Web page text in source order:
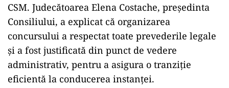
CSM. Judecătoarea Elena Costache, președinta
Consiliului, a explicat că organizarea
concursului a respectat toate prevederile legale
și a fost justificată din punct de vedere
administrativ, pentru a asigura o tranziție
eficientă la conducerea instanței.